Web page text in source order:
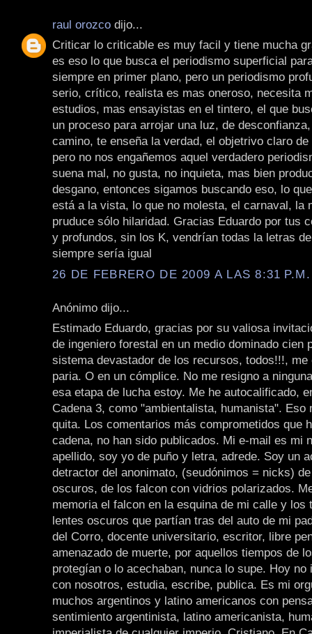
raul orozco dijo...
Criticar lo criticable es muy facil y tiene mucha
es eso lo que busca el periodismo superficial
siempre en primer plano, pero un periodismo
serio, crítico, realista es mas oneroso, necesita
estudios, mas ensayistas en el tintero, el que
un proceso para arrojar una luz, de
camino, te enseña la verdad, el objetrivo claro
pero no nos engañemos aquel verdadero
suena mal, no gusta, no inquieta, mas bien
desgano, entonces sigamos buscando eso, lo
está a la vista, lo que no molesta, el carnaval, la
pruduce sólo hilaridad. Gracias Eduardo por tus
y profundos, sin los K, vendrían todas la letras
siempre sería igual
26 DE FEBRERO DE 2009 A LAS 8:31 P.M.
Anónimo dijo...
Estimado Eduardo, gracias por su valiosa
de ingeniero forestal en un medio dominado cien
sistema devastador de los recursos, todos!!!, me
paria. O en un cómplice. No me resigno a
esa etapa de lucha estoy. Me he autocalificado,
Cadena 3, como "ambientalista, humanista". Eso
quita. Los comentarios más comprometidos que
cadena, no han sido publicados. Mi e-mail es mi
apellido, soy yo de puño y letra, adrede. Soy un
detractor del anonimato, (seudónimos = nicks)
oscuros, de los falcon con vidrios polarizados.
memoria el falcon en la esquina de mi calle y los
lentes oscuros que partían tras del auto de mi
del Corro, docente universitario, escritor, libre
amenazado de muerte, por aquellos tiempos de
protegían o lo acechaban, nunca lo supe. Hoy no
con nosotros, estudia, escribe, publica. Es mi
muchos argentinos y latino americanos con
sentimiento argentinista, latino americanista,